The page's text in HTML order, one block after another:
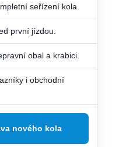
seřízení kola.
první jízdou.
obal a krabici.
i obchodní
nového kola